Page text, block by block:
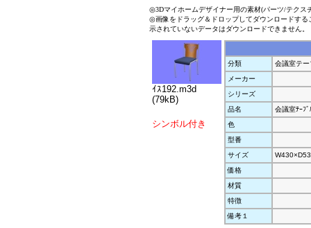
◎3Dマイホームデザイナー用の素材(パーツ/テクス
◎画像をドラッグ＆ドロップしてダウンロードす
示されていないデータはダウンロードできません。
ｲｽ192.m3d
(79kB)
シンボル付き
分類
会議室テ
メーカー
シリーズ
品名
会議室ﾃｰﾌ
色
型番
サイズ
価格
材質
特徴
備考１